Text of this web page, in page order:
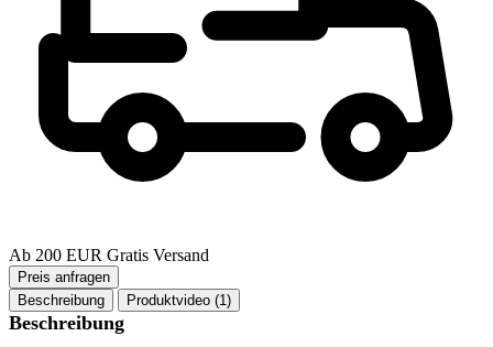
Ab 200 EUR Gratis Versand
Beschreibung Produktvideo (1)
Beschreibung